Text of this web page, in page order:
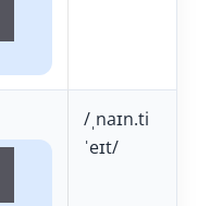
/ˌnaɪn.ti
ˈeɪt/